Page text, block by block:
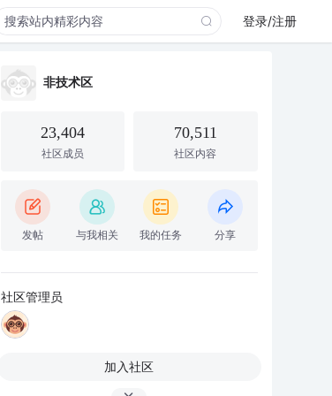
登录/注册
非技术区
23,404
社区成员
70,511
社区内容
发帖 与我相关 我的任务 分享
社区管理员
加入社区